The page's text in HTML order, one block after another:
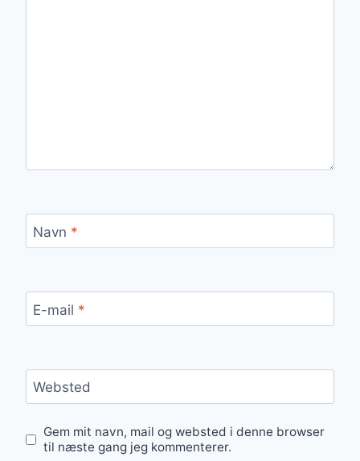
Navn *
E-mail *
Websted
Gem mit navn, mail og websted i denne browser
til næste gang jeg kommenterer.